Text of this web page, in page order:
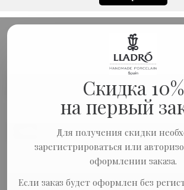
Скидка 10%
на первый
Для получения скидки
зарегистрироваться или
оформлении заказа.
Если заказ будет оформлен без
Скульптура
"Naturofantastic"